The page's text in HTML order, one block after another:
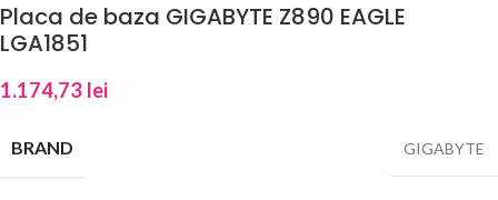
Placa de baza GIGABYTE Z890 EAGLE
LGA1851
1.174,73 lei
BRAND GIGABYTE